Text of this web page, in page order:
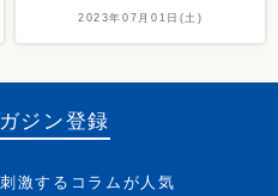
2023年07月01日(土)
ジン登録
激するコラムが人気